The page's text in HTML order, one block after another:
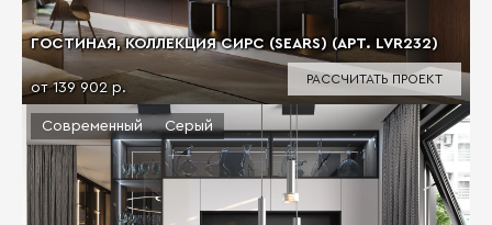
ГОСТИНАЯ, КОЛЛЕКЦИЯ СИРС (SEARS) (АРТ. LVR232)
от 139 902 р.
РАССЧИТАТЬ ПРОЕКТ
Современный Серый